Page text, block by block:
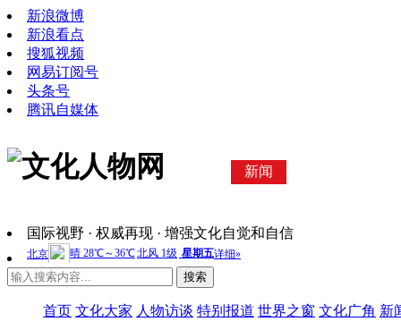
新浪微博
新浪看点
搜狐视频
网易订阅号
头条号
腾讯自媒体
新闻
国际视野 · 权威再现 · 增强文化自觉和自信
搜索
首页 文化大家 人物访谈 特别报道 世界之窗 文化广角 新